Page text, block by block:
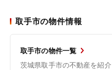
取手市の物件情報
取手市の物件一覧
茨城県取手市の不動産を紹介